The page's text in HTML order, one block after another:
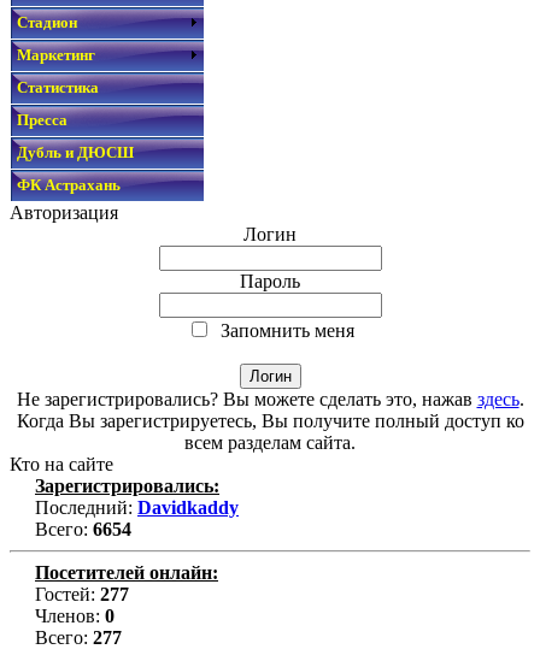
Стадион
Маркетинг
Статистика
Пресса
Дубль и ДЮСШ
ФК Астрахань
Авторизация
Логин
Пароль
Запомнить меня
Не зарегистрировались? Вы можете сделать это, нажав здесь.
Когда Вы зарегистрируетесь, Вы получите полный доступ ко
всем разделам сайта.
Кто на сайте
Зарегистрировались:
Последний: Davidkaddy
Всего: 6654
Посетителей онлайн:
Гостей: 277
Членов: 0
Всего: 277